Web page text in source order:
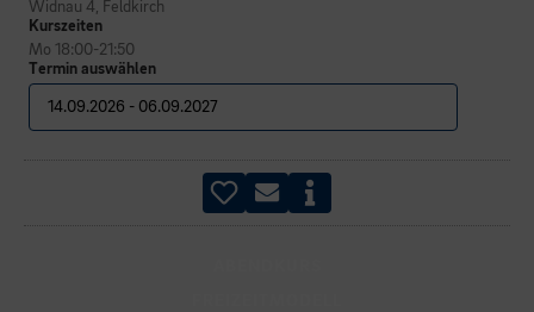
Widnau 4, Feldkirch
Termin auswählen
Kurszeiten
Mo 18:00-21:50